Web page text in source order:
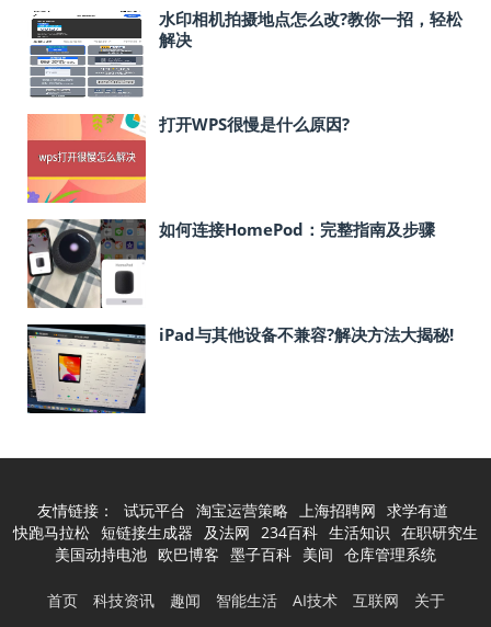
水印相机拍摄地点怎么改?教你一招，轻松
解决
打开WPS很慢是什么原因?
如何连接HomePod：完整指南及步骤
iPad与其他设备不兼容?解决方法大揭秘!
友情链接： 试玩平台 淘宝运营策略 上海招聘网 求学有道
快跑马拉松 短链接生成器 及法网 234百科 生活知识 在职研究生
美国动持电池 欧巴博客 墨子百科 美间 仓库管理系统
首页 科技资讯 趣闻 智能生活 AI技术 互联网 关于